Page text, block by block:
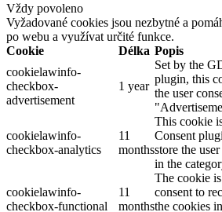
Vždy povoleno
Vyžadované cookies jsou nezbytné a
po webu a využívat určité funkce.
Cookie
Délka Popis
cookielawinfo-
checkbox-
advertisement
1 year
Set by the
plugin, this
the user
cookielawinfo-
checkbox-analytics
11
months
This cookie
Consent
store the
in the
cookielawinfo-
checkbox-functional
11
months
The cookie
consent to
the cookies